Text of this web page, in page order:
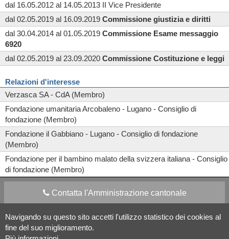
Navigando su questo sito accetti l'utilizzo statistico dei cookies al
fine del suo miglioramento.
dal 16.05.2012 al 14.05.2013 II Vice Presidente
dal 02.05.2019 al 16.09.2019 Commissione giustizia e diritti
dal 30.04.2014 al 01.05.2019 Commissione Esame messaggio
6920
dal 02.05.2019 al 23.09.2020 Commissione Costituzione e leggi
Relazioni d'interesse
Verzasca SA - CdA (Membro)
Fondazione umanitaria Arcobaleno - Lugano - Consiglio di
fondazione (Membro)
Fondazione il Gabbiano - Lugano - Consiglio di fondazione
(Membro)
Fondazione per il bambino malato della svizzera italiana - Consiglio
di fondazione (Membro)
Contatta l'Amministrazione cantonale
Apps Mobile Social media